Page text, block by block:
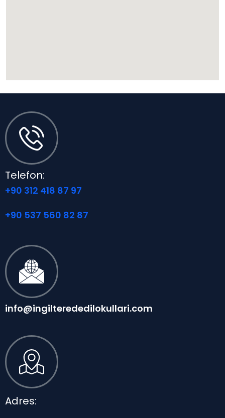
Telefon:
+90 312 418 87 97
+90 537 560 82 87
info@ingilterededilokullari.com
Adres: